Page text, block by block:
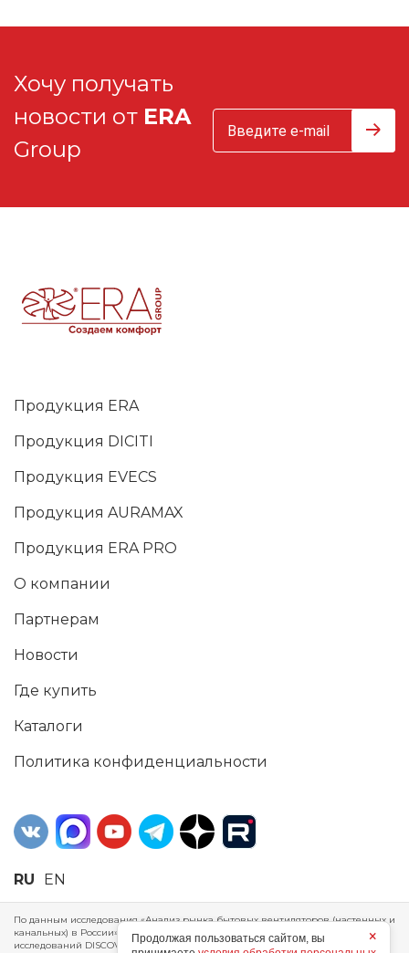
Хочу получать
новости от ERA
Group
Продукция ERA
Продукция DICITI
Продукция EVECS
Продукция AURAMAX
Продукция ERA PRO
О компании
Партнерам
Новости
Где купить
Каталоги
Политика конфиденциальности
RU EN
По данным исследования «Анализ рынка бытовых вентиляторов (настенных и
канальных) в России», проведенного Агентством маркетинговых
исследований DISCOVERY RESEARCH Group, 2025 г. ERA Group (ООО «ЭРА»)
×
Продолжая пользоваться сайтом, вы